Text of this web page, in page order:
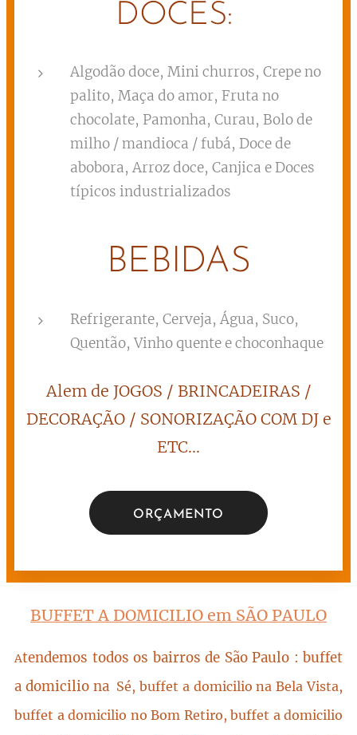
DOCES:
Algodão doce, Mini churros, Crepe no
palito, Maça do amor, Fruta no
chocolate, Pamonha, Curau, Bolo de
milho / mandioca / fubá, Doce de
abobora, Arroz doce, Canjica e Doces
típicos industrializados
BEBIDAS
Refrigerante, Cerveja, Água, Suco,
Quentão, Vinho quente e choconhaque
Alem de JOGOS / BRINCADEIRAS /
DECORAÇÃO / SONORIZAÇÃO COM DJ e
ETC...
ORÇAMENTO
BUFFET A DOMICILIO em SÃO PAULO
Atendemos todos os bairros de São Paulo : buffet
a domicilio na Sé, buffet a domicilio na Bela Vista,
buffet a domicilio no Bom Retiro, buffet a domicilio